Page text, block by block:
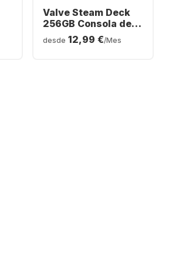
Valve Steam Deck
256GB Consola de
juego
desde 12,99 €/Mes